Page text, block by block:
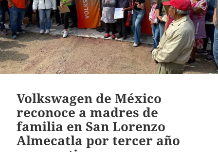
Volkswagen de México
reconoce a madres de
familia en San Lorenzo
Almecatla por tercer año